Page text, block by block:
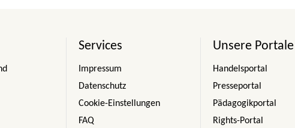
Services
Impressum
Datenschutz
Cookie-Einstellungen
FAQ
Unsere Portale
Handelsportal
Presseportal
Pädagogikportal
Rights-Portal